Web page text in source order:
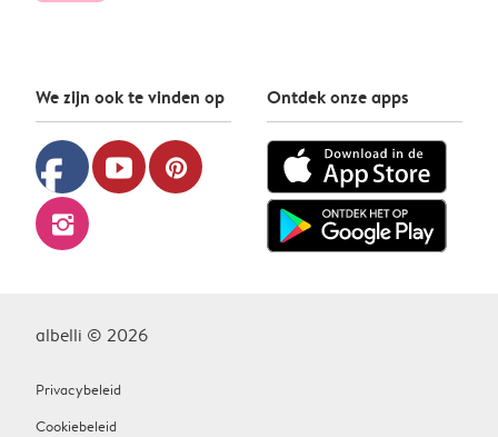
We zijn ook te vinden op
facebook youtube pinterest
instagram
Ontdek onze apps
albelli © 2026
Privacybeleid
Cookiebeleid